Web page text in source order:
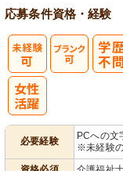
応募条件資格・経験
必要経験
PCへの文
※未経験